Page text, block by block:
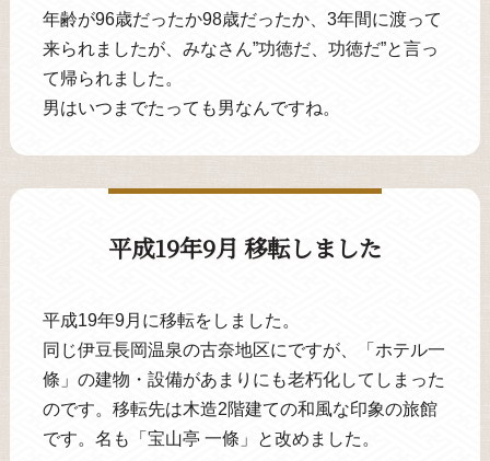
年齢が96歳だったか98歳だったか、3年間に渡って
来られましたが、みなさん”功徳だ、功徳だ”と言っ
て帰られました。
男はいつまでたっても男なんですね。
平成19年9月 移転しました
平成19年9月に移転をしました。
同じ伊豆長岡温泉の古奈地区にですが、「ホテル一
條」の建物・設備があまりにも老朽化してしまった
のです。移転先は木造2階建ての和風な印象の旅館
です。名も「宝山亭 一條」と改めました。